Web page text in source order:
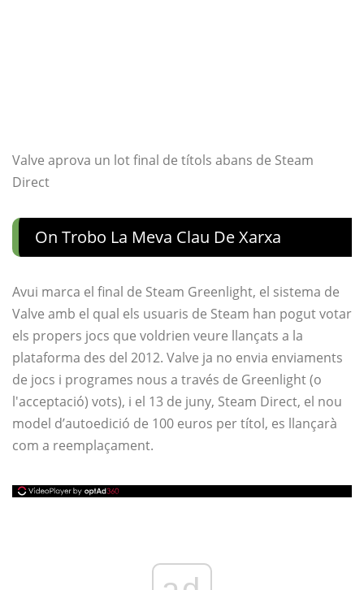
Valve aprova un lot final de títols abans de Steam
Direct
On Trobo La Meva Clau De Xarxa
Avui marca el final de Steam Greenlight, el sistema de
Valve amb el qual els usuaris de Steam han pogut votar
els propers jocs que voldrien veure llançats a la
plataforma des del 2012. Valve ja no envia enviaments
de jocs i programes nous a través de Greenlight (o
l'acceptació) vots), i el 13 de juny, Steam Direct, el nou
model d’autoedició de 100 euros per títol, es llançarà
com a reemplaçament.